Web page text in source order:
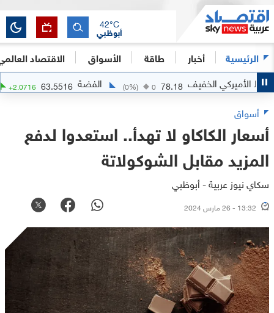
الرئيسية أخبار طاقة الأسواق الاقتصاد
أبوظبي
42°C
الخفيف 78.18
0
(0 %) الفضة 63.5516
2.0716
%)
أسواق
أسعار الكاكاو لا تهدأ.. استعدوا لدفع
المزيد مقابل الشوكولاتة
سكاي نيوز عربية - أبوظبي
13:32 - 26 مارس 2024